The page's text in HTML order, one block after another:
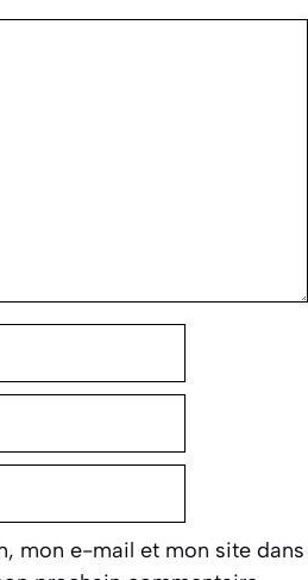
mon e-mail et mon site dans